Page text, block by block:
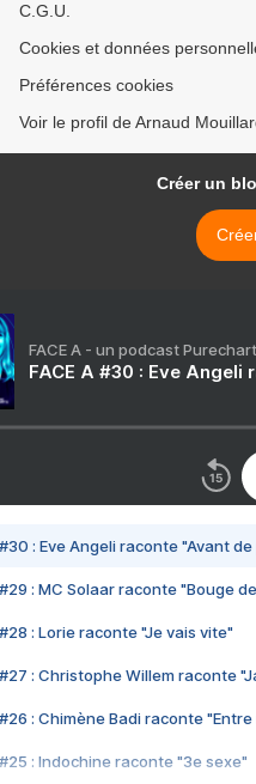
C.G.U.
Cookies et données
Préférences cookies
Voir le profil de Arnaud
Créer un
FACE A - un podcast
FACE A #30 : Eve
#30 : Eve Angeli raconte "Avant
#29 : MC Solaar raconte "Bouge
#28 : Lorie raconte "Je vais vite"
#27 : Christophe Willem raconte
#26 : Chimène Badi raconte
#25 : Indochine raconte "3e sexe"